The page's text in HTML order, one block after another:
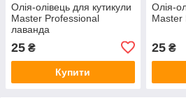
Олія-олівець для кутикули
Master Professional
лаванда
25 ₴
Купити
Олія-
Master
25₴